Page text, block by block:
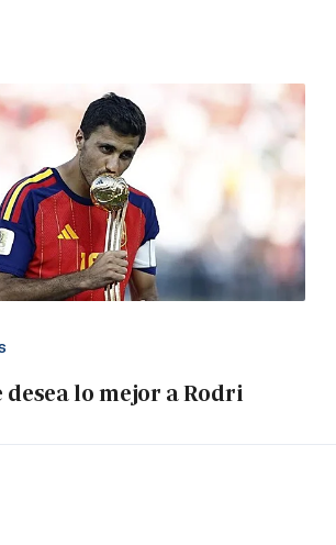
lo mejor a Rodri